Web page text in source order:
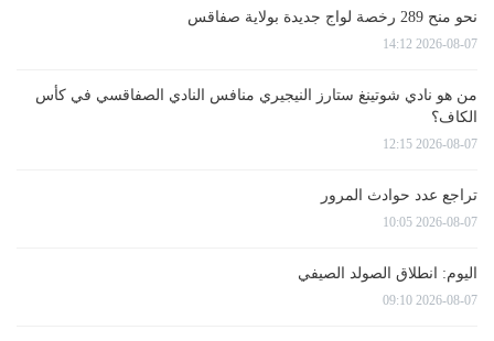
نحو منح 289 رخصة لواج جديدة بولاية صفاقس
2026-08-07 14:12
من هو نادي شوتينغ ستارز النيجيري منافس النادي الصفاقسي في كأس
الكاف؟
2026-08-07 12:15
تراجع عدد حوادث المرور
2026-08-07 10:05
اليوم: انطلاق الصولد الصيفي
2026-08-07 09:10